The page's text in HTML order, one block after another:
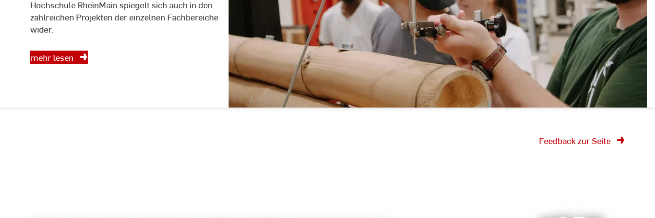
Hochschule RheinMain spiegelt sich auch in den
zahlreichen Projekten der einzelnen Fachbereiche
wider.
mehr lesen
Feedback zur Seite